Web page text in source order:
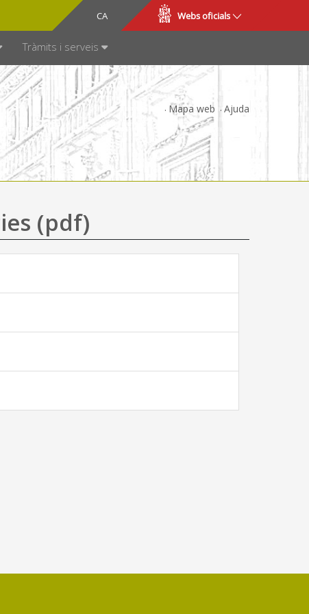
CA
ES Webs oficials
Tràmits i serveis
Mapa web Ajuda
(pdf)